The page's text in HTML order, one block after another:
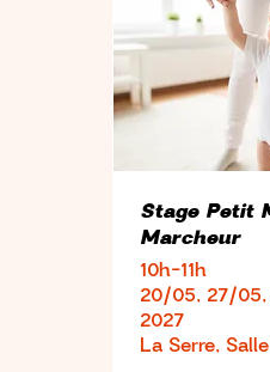
Stage Petit
Marcheur
10h-11h
20/05, 27/
2027
La Serre,